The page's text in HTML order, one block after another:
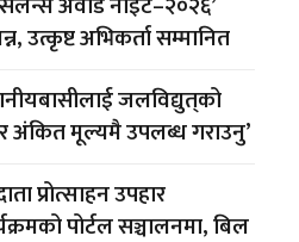
उत्कृष्ट अभिकर्ता सम्मानित
जलविद्युत्‌को
अंकित मूल्यमै उपलब्ध गराउनु’
प्रोत्साहन उपहार
पोर्टल सञ्चालनमा, बिल